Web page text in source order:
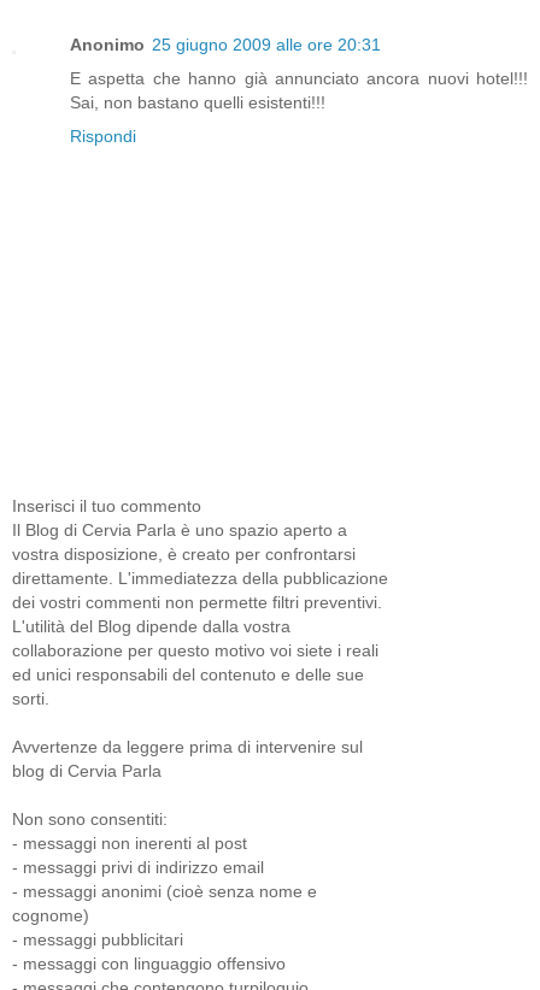
Anonimo 25 giugno 2009 alle ore 20:31
E aspetta che hanno già annunciato ancora nuovi hotel!!!
Sai, non bastano quelli esistenti!!!
Rispondi
Inserisci il tuo commento
Il Blog di Cervia Parla è uno spazio aperto a
vostra disposizione, è creato per confrontarsi
direttamente. L'immediatezza della pubblicazione
dei vostri commenti non permette filtri preventivi.
L'utilità del Blog dipende dalla vostra
collaborazione per questo motivo voi siete i reali
ed unici responsabili del contenuto e delle sue
sorti.
Avvertenze da leggere prima di intervenire sul
blog di Cervia Parla
Non sono consentiti:
- messaggi non inerenti al post
- messaggi privi di indirizzo email
- messaggi anonimi (cioè senza nome e
cognome)
- messaggi pubblicitari
- messaggi con linguaggio offensivo